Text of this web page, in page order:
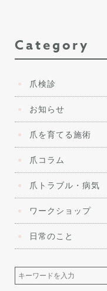
Category
爪検診
お知らせ
爪を育てる施術
爪コラム
爪トラブル・病気
ワークショップ
日常のこと